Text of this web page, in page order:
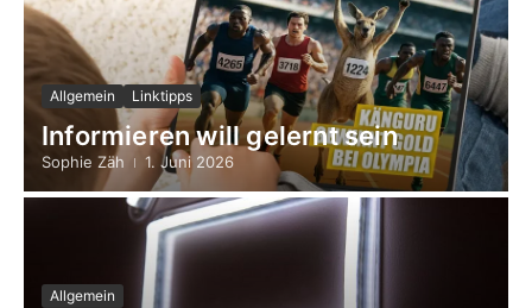
Allgemein Linktipps
Informieren will gelernt sein
Sophie Zäh 1. Juni 2026
Allgemein